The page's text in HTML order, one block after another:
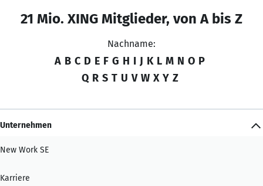
21 Mio. XING Mitglieder, von A bis Z
Nachname:
A B C D E F G H I J K L M N O P
Q R S T U V W X Y Z
Unternehmen
New Work SE
Karriere